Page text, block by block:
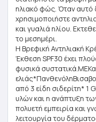
ηλιακό φώς. Όταν αυτό
χρησιμοποιήστε
και γυαλιά ηλίου.
το μεσημέρι.
Η Βρεφική Αντηλιακή
Έκθεση SPF30 έχει
φυσικά
από 3 είδη σιδερίτη*
υλών και η ανάπτυξη
πολυετή εμπειρία και
λειτουργία του